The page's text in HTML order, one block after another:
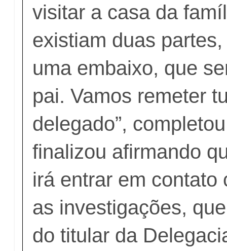
visitar a casa da
existiam duas
uma embaixo, que
pai. Vamos remeter
delegado”,
finalizou afirmando
irá entrar em contato
as investigações,
do titular da